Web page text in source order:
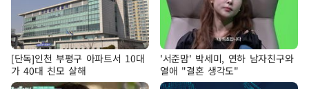
[단독]인천 부평구 아파트서 10대
가 40대 친모 살해
'서준맘' 박세미, 연하 남자친구와
열애 "결혼 생각도"